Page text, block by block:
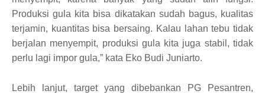
Produksi gula kita bisa dikatakan sudah bagus, kualitas
terjamin, kuantitas bisa bersaing. Kalau lahan tebu tidak
berjalan menyempit, produksi gula kita juga stabil, tidak
perlu lagi impor gula,” kata Eko Budi Juniarto.
Lebih lanjut, target yang dibebankan PG Pesantren,